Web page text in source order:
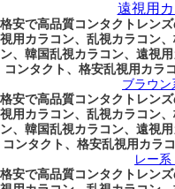
遠視用
格安で高品質コンタクトレン
視用カラコン、乱視カラコン
ン、韓国乱視カラコン、遠視
コンタクト、格安乱視用カラ
ブラウン
格安で高品質コンタクトレン
視用カラコン、乱視カラコン
ン、韓国乱視カラコン、遠視
コンタクト、格安乱視用カラ
レー
格安で高品質コンタクトレン